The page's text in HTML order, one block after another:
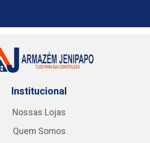
Institucional
Nossas Lojas
Quem Somos